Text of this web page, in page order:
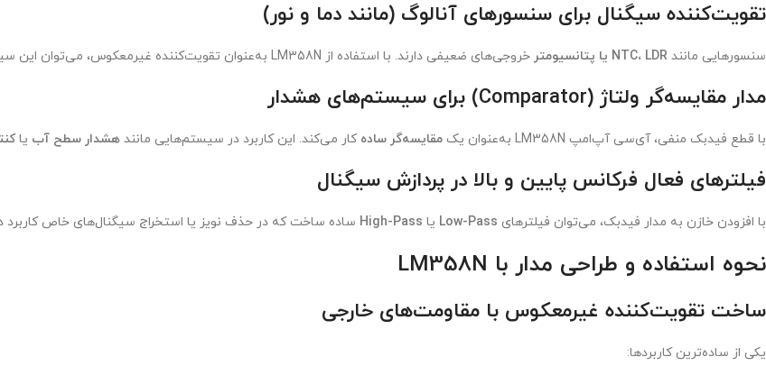
تقویت‌کننده سیگنال برای سنسورهای آنالوگ (مانند دما و نور)
سنسورهایی مانند NTC، LDR یا پتانسیومتر خروجی‌های ضعیفی دارند. با استفاده از LM358N به‌عنوان تقویت‌کننده غیرمعکوس، می‌توان این سیگنال‌ها را به محدوده‌ی قابل خواندن برای
مدار مقایسه‌گر ولتاژ (Comparator) برای سیستم‌های هشدار
با قطع فیدبک منفی، آی‌سی آپ‌امپ LM358N به‌عنوان یک مقایسه‌گر ساده کار می‌کند. این کاربرد در سیستم‌هایی مانند هشدار سطح آب یا
فیلترهای فعال فرکانس پایین و بالا در پردازش سیگنال
با افزودن خازن به مدار فیدبک، می‌توان فیلترهای Low-Pass یا High-Pass ساده ساخت که در حذف نویز یا استخراج سیگنال‌های خاص کاربرد
نحوه استفاده و طراحی مدار با LM358N
ساخت تقویت‌کننده غیرمعکوس با مقاومت‌های خارجی
یکی از ساده‌ترین کاربردها: